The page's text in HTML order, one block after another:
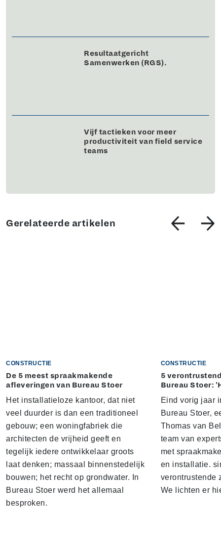
Resultaatgericht
Samenwerken (RGS).
Vijf tactieken voor meer
productiviteit van field service
teams
Gerelateerde artikelen
CONSTRUCTIE
De 5 meest spraakmakende
afleveringen van Bureau Stoer
Het installatieloze kantoor, dat niet
veel duurder is dan een traditioneel
gebouw; een woningfabriek die
architecten de vrijheid geeft en
tegelijk iedere ontwikkelaar groots
laat denken; massaal binnenstedelijk
bouwen; het recht op grondwater. In
Bureau Stoer werd het allemaal
besproken.
CONSTRUCTIE
5
Bureau Stoer:
Eind vorig jaar
Bureau Stoer,
Thomas van
team van
met
en installatie.
verontrustende
We lichten er